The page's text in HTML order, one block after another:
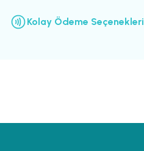
Kolay Ödeme Seçenekleri